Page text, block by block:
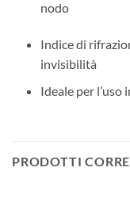
nodo
Indice di
invisibilità
Ideale per l’uso
PRODOTTI